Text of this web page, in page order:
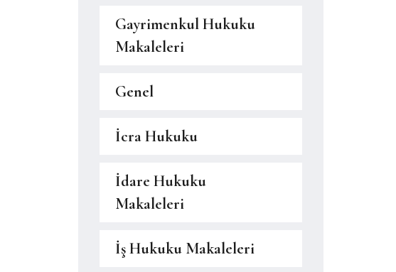
Gayrimenkul Hukuku
Makaleleri
Genel
İcra Hukuku
İdare Hukuku
Makaleleri
İş Hukuku Makaleleri